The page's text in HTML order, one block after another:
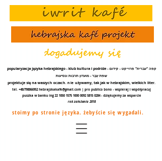
popularyzacja języka hebrajskiego - klub kultura i podróże - קפה "עברית" פרוייקט - קידום
שפת עֵבֶר - מועדון תרבות ונסיעות
projektuje się na waszych oczach.nie używamy, tak jak w hebrajskim, wielkich liter.
tel. +48/798866952 hebrajskakafe@gmail.com | pro publico bono - wspieraj i współpracuj
puszka w banku ing22 1050 1575 1000 0092 5815 0284- dziękujemy za wsparcie
rok założenia 2018
stoimy po stronie języka. żebyście się wygadali.